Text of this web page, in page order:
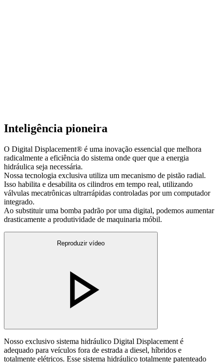
Inteligência pioneira
O Digital Displacement® é uma inovação essencial que melhora
radicalmente a eficiência do sistema onde quer que a energia
hidráulica seja necessária.
Nossa tecnologia exclusiva utiliza um mecanismo de pistão radial.
Isso habilita e desabilita os cilindros em tempo real, utilizando
válvulas mecatrônicas ultrarrápidas controladas por um computador
integrado.
Ao substituir uma bomba padrão por uma digital, podemos aumentar
drasticamente a produtividade de maquinaria móbil.
Reproduzir vídeo
Nosso exclusivo sistema hidráulico Digital Displacement é
adequado para veículos fora de estrada a diesel, híbridos e
totalmente elétricos. Esse sistema hidráulico totalmente patenteado